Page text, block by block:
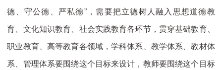
德、守公德、严私德”，需要把立德树人融入思想道德教
育、文化知识教育、社会实践教育各环节，贯穿基础教育、
职业教育、高等教育各领域，学科体系、教学体系、教材体
系、管理体系要围绕这个目标来设计，教师要围绕这个目标